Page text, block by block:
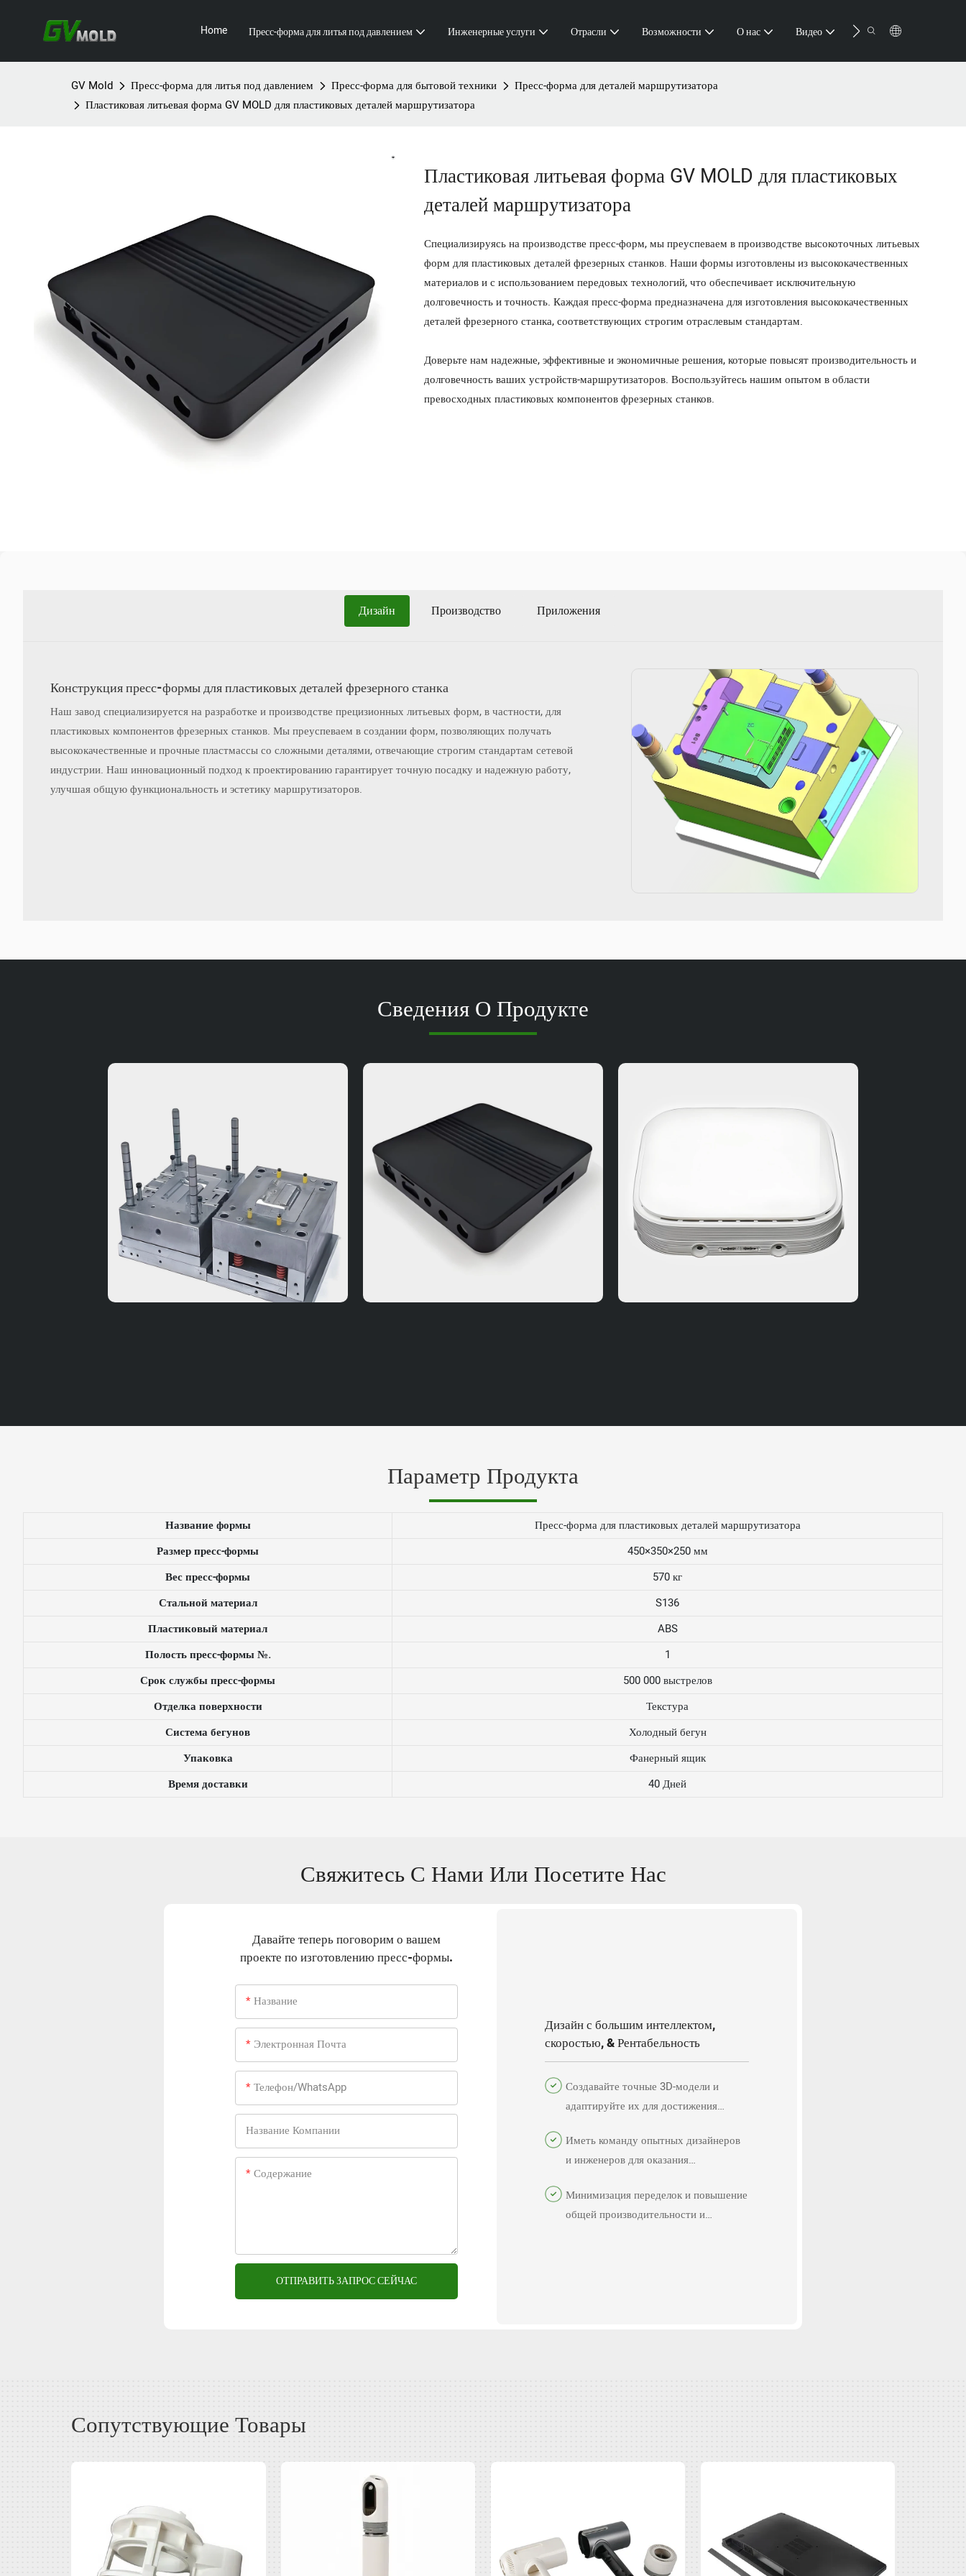
Home Пресс-форма для литья под давлением Инженерные услуги Отрасли Возможности О нас Видео Ресурс
GV Mold Пресс-форма для литья под давлением Пресс-форма для бытовой техники
Пресс-форма для деталей маршрутизатора
Пластиковая литьевая форма GV MOLD для пластиковых деталей маршрутизатора
Пластиковая литьевая форма GV MOLD для пластиковых
деталей маршрутизатора
Специализируясь на производстве пресс-форм, мы преуспеваем в производстве высокоточных литьевых
форм для пластиковых деталей фрезерных станков. Наши формы изготовлены из высококачественных
материалов и с использованием передовых технологий, что обеспечивает исключительную
долговечность и точность. Каждая пресс-форма предназначена для изготовления высококачественных
деталей фрезерного станка, соответствующих строгим отраслевым стандартам.
Доверьте нам надежные, эффективные и экономичные решения, которые повысят производительность и
долговечность ваших устройств-маршрутизаторов. Воспользуйтесь нашим опытом в области
превосходных пластиковых компонентов фрезерных станков.
Дизайн Производство Приложения
Конструкция пресс-формы для пластиковых деталей фрезерного станка
Наш завод специализируется на разработке и производстве прецизионных литьевых форм, в частности, для
пластиковых компонентов фрезерных станков. Мы преуспеваем в создании форм, позволяющих получать
высококачественные и прочные пластмассы со сложными деталями, отвечающие строгим стандартам сетевой
индустрии. Наш инновационный подход к проектированию гарантирует точную посадку и надежную работу,
улучшая общую функциональность и эстетику маршрутизаторов.
надежные и точные пресс-формы, которые обеспечивают бесперебойное производство компонентов фрезерного станка.
Сведения О Продукте
Параметр Продукта
Название формы
Пресс-форма для пластиковых деталей маршрутизатора
Размер пресс-формы
450×350×250 мм
Вес пресс-формы
570 кг
Стальной материал
S136
Пластиковый материал
ABS
Полость пресс-формы №.
1
Срок службы пресс-формы
500 000 выстрелов
Отделка поверхности
Текстура
Система бегунов
Холодный бегун
Упаковка
Фанерный ящик
Время доставки
40 Дней
Свяжитесь С Нами Или Посетите Нас
Давайте теперь поговорим о вашем
проекте по изготовлению пресс-формы.
Название
Электронная Почта
Телефон/WhatsApp
Название Компании
Содержание
ОТПРАВИТЬ ЗАПРОС СЕЙЧАС
Дизайн с большим интеллектом,
скоростью, & Рентабельность
Создавайте точные 3D-модели и
адаптируйте их для достижения
производства.
Иметь команду опытных дизайнеров
и инженеров для оказания
проектирования.
Минимизация переделок и повышение
общей производительности и
Сопутствующие Товары